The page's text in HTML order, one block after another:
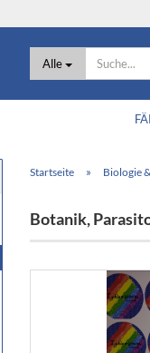
Alle
Startseite » Biologie
Botanik,